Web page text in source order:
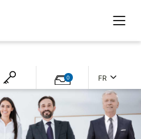
0 FR